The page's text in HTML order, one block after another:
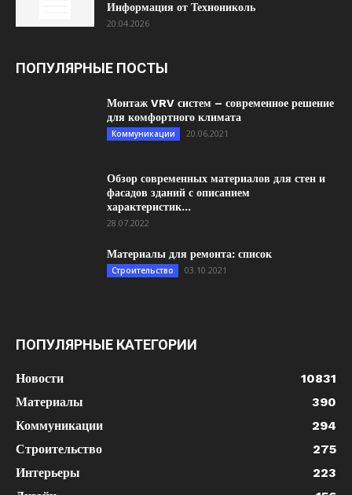
Информация от Технониколь
20.04.2026
ПОПУЛЯРНЫЕ ПОСТЫ
Монтаж VRV систем – современное решение
для комфортного климата
Коммуникации 20.06.2021
Обзор современных материалов для стен и
фасадов зданий с описанием
характеристик...
28.07.2022
Материалы для ремонта: список
Строительство 03.10.2021
ПОПУЛЯРНЫЕ КАТЕГОРИИ
Новости
10831
Материалы
390
Коммуникации
294
Строительство
275
Интерьеры
223